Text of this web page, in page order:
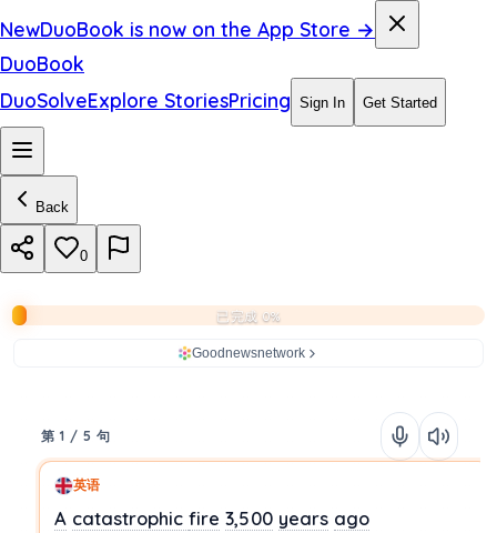
NewDuoBook is now on the App Store →
DuoBook
DuoSolveExplore StoriesPricing Sign In Get Started
Back
0
已完成 0%
Goodnewsnetwork
第 1 / 5 句
英语
A catastrophicfire 3,500 years ago